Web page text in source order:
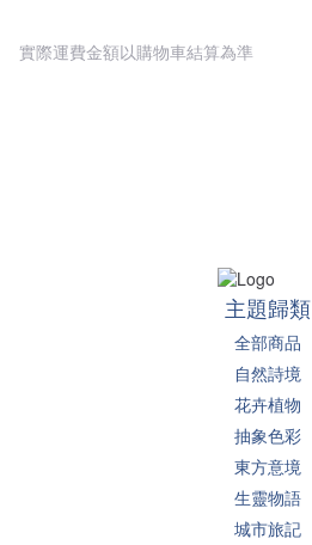
實際運費金額以購物車結算為準
主題歸類
全部商品
自然詩境
花卉植物
抽象色彩
東方意境
生靈物語
城市旅記